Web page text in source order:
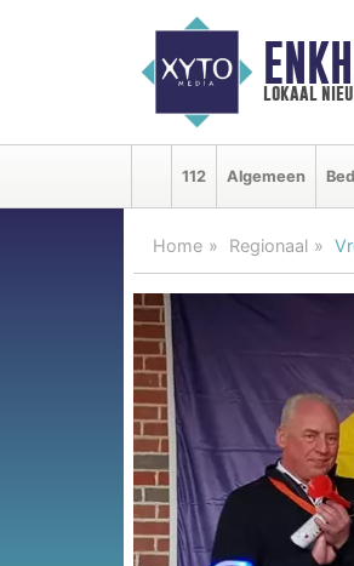
lokaal
112 Algemeen
Home Regionaal